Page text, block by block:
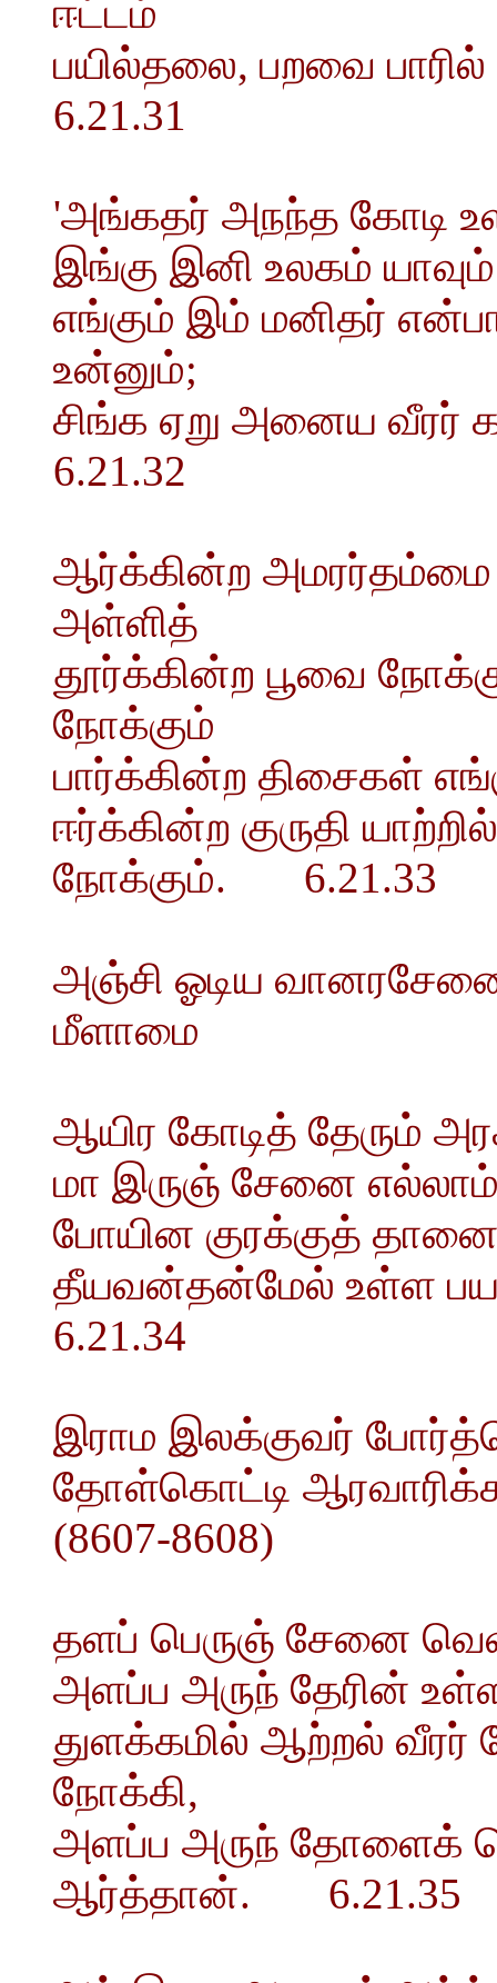
ஈட்டம்
பயில்தலை, பறவை
6.21.31
'அங்கதர் அநந்த கோடி
இங்கு இனி உலகம்
எங்கும் இம் மனிதர்
உன்னும்;
சிங்க ஏறு அனைய
6.21.32
ஆர்க்கின்ற
அள்ளித்
தூர்க்கின்ற பூவை
நோக்கும்
பார்க்கின்ற திசைகள்
ஈர்க்கின்ற குருதி
நோக்கும். 6.21.33
அஞ்சி ஓடிய
மீளாமை
ஆயிர கோடித் தேரும்
மா இருஞ் சேனை
போயின குரக்குத்
தீயவன்தன்மேல் உள்ள
6.21.34
இராம இலக்குவர்
தோள்கொட்டி
(8607-8608)
தளப் பெருஞ் சேனை
அளப்ப அருந் தேரின்
துளக்கமில் ஆற்றல் வீரர்
நோக்கி,
அளப்ப அருந் தோளைக்
ஆர்த்தான். 6.21.35